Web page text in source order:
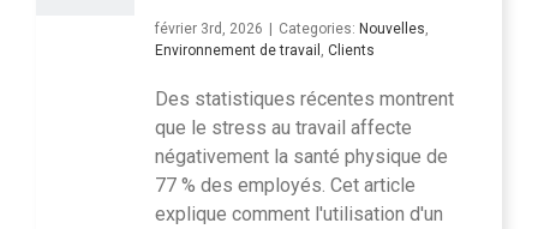
février 3rd, 2026 | Categories: Nouvelles
Environnement de travail
Clients
Des statistiques récentes montrent
que le stress au travail affecte
négativement la santé physique de
77 % des employés. Cet article
explique comment l'utilisation d'un